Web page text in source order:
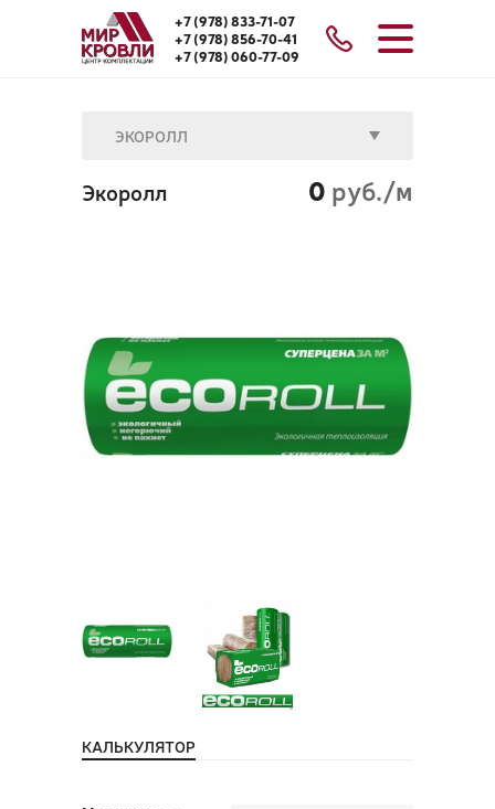
+7 (978) 833-71-07
+7 (978) 856-70-41
+7 (978) 060-77-09
ЭКОРОЛЛ
Экоролл 0 руб./м
КАЛЬКУЛЯТОР